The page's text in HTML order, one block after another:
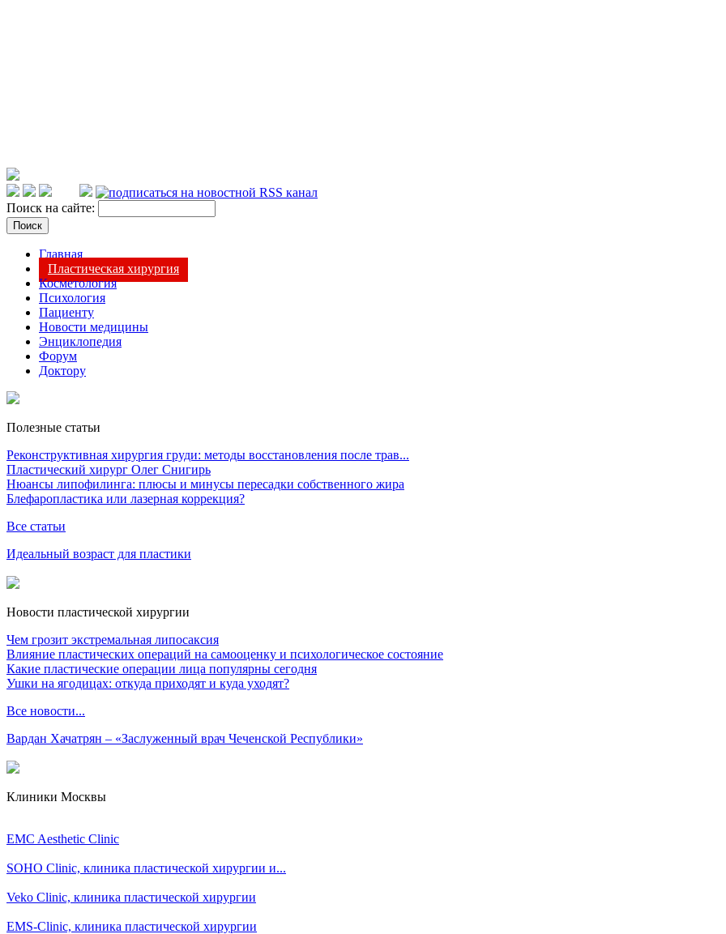
Поиск на сайте:
Главная
Пластическая хирургия
Косметология
Психология
Пациенту
Новости медицины
Энциклопедия
Форум
Доктору
Полезные статьи
Реконструктивная хирургия груди: методы восстановления после трав...
Пластический хирург Олег Снигирь
Нюансы липофилинга: плюсы и минусы пересадки собственного жира
Блефаропластика или лазерная коррекция?
Все статьи
Идеальный возраст для пластики
Новости пластической хирургии
Чем грозит экстремальная липосаксия
Влияние пластических операций на самооценку и психологическое состояние
Какие пластические операции лица популярны сегодня
Ушки на ягодицах: откуда приходят и куда уходят?
Все новости...
Вардан Хачатрян – «Заслуженный врач Чеченской Республики»
Клиники Москвы
EMC Aesthetic Clinic
SOHO Clinic, клиника пластической хирургии и...
Veko Clinic, клиника пластической хирургии
EMS-Clinic, клиника пластической хирургии